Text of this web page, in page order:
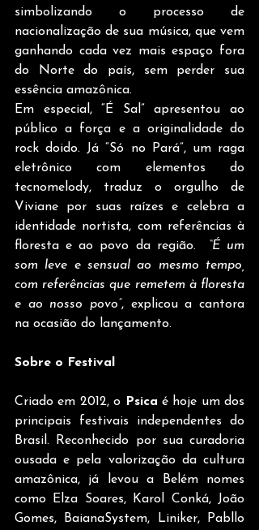
simbolizando o processo de
nacionalização de sua música, que vem
ganhando cada vez mais espaço fora
do Norte do país, sem perder sua
essência amazônica.
Em especial, “É Sal” apresentou ao
público a força e a originalidade do
rock doido. Já “Só no Pará”, um raga
eletrônico com elementos do
tecnomelody, traduz o orgulho de
Viviane por suas raízes e celebra a
identidade nortista, com referências à
floresta e ao povo da região.
“É um
som leve e sensual ao mesmo tempo,
com referências que remetem à floresta
e ao nosso povo”, explicou a cantora
na ocasião do lançamento.
Sobre o Festival
Criado em 2012, o Psica é hoje um dos
principais festivais independentes do
Brasil. Reconhecido por sua curadoria
ousada e pela valorização da cultura
amazônica, já levou a Belém nomes
como Elza Soares, Karol Conká, João
Gomes, BaianaSystem, Liniker, Pabllo